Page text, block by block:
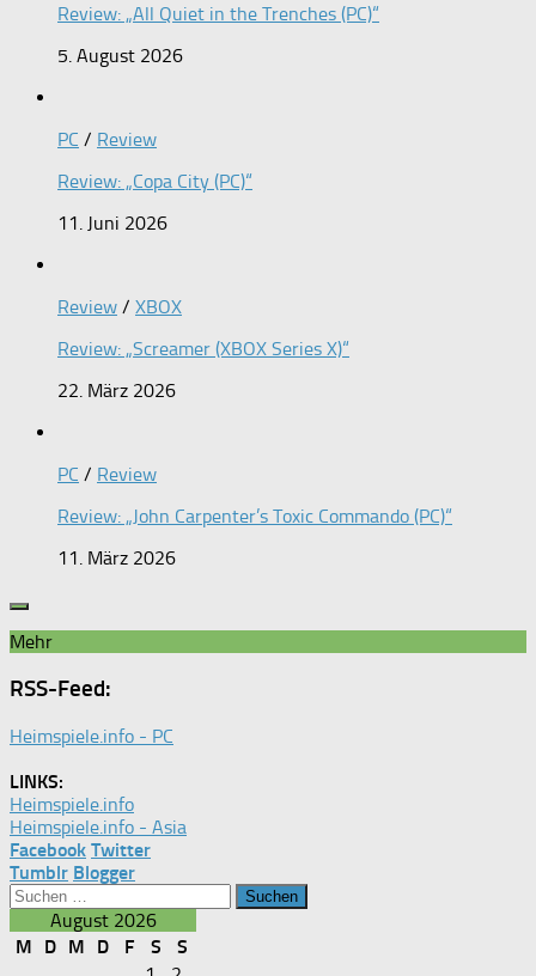
Review: „All Quiet in the Trenches (PC)“
5. August 2026
PC / Review
Review: „Copa City (PC)“
11. Juni 2026
Review / XBOX
Review: „Screamer (XBOX Series X)“
22. März 2026
PC / Review
Review: „John Carpenter’s Toxic Commando (PC)“
11. März 2026
Mehr
RSS-Feed:
Heimspiele.info - PC
LINKS:
Heimspiele.info
Heimspiele.info - Asia
Facebook Twitter
Tumblr Blogger
Suchen
nach:August 2026
M
D M D F S
S